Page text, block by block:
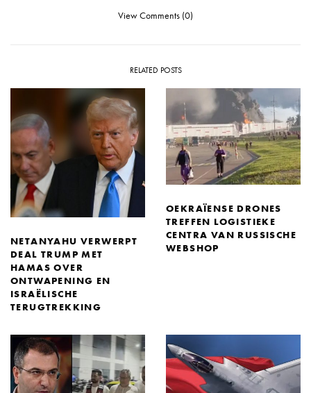
View Comments (0)
RELATED POSTS
NETANYAHU VERWERPT
DEAL TRUMP MET
HAMAS OVER
ONTWAPENING EN
ISRAËLISCHE
TERUGTREKKING
OEKRAÏENSE DRONES
TREFFEN LOGISTIEKE
CENTRA VAN RUSSISCHE
WEBSHOP